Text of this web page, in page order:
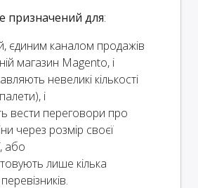
призначений для:
єдиним каналом продажів
магазин Magento, і
невеликі кількості
і
вести переговори про
через розмір своєї
або
лише кілька